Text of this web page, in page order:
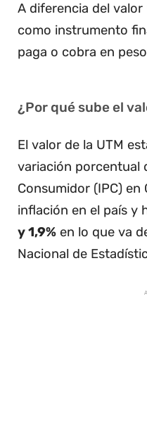
A diferencia del valor
como instrumento
paga o cobra en
¿Por qué sube el
El valor de la UTM
variación porcentual
Consumidor (IPC) en
inflación en el país y
y 1,9% en lo que va
Nacional de